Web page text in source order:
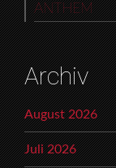
ANTHEM
Archiv
August 2026
Juli 2026